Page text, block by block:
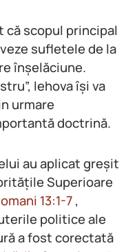
scopul principal
sufletele de la
înșelăciune.
Iehova își va
urmare
doctrină.
au aplicat greșit
Superioare
13:1-7,
politice ale
a fost corectată